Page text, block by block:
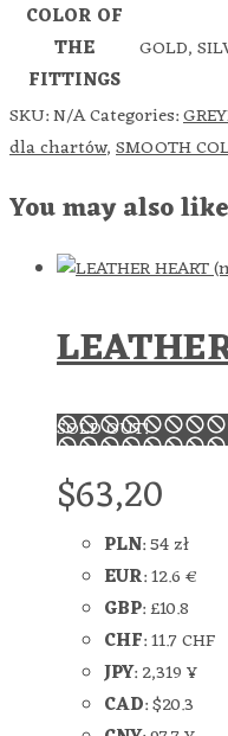
COLOR OF
THE
FITTINGS
GOLD,
SKU:N/ACategories:
dla chartów,SMOOTH
You may also
SOLD OUT!
$63,20
PLN:54 zł
EUR:12.6 €
GBP:£10.8
CHF:11.7 CHF
JPY:2,319 ¥
CAD:$20.3